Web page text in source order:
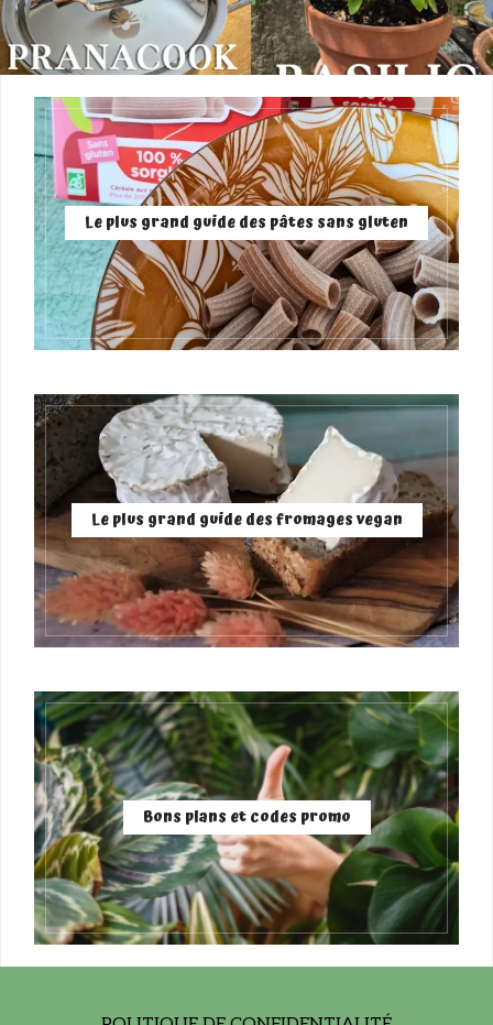
Le plus grand guide des pâtes sans gluten
Le plus grand guide des fromages vegan
Bons plans et codes promo